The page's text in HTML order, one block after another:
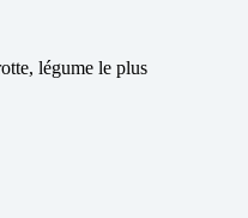
légume le plus